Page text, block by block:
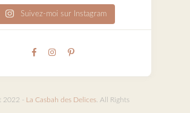
Suivez-moi sur Instagram
2022 - La Casbah des Delices . All Rights